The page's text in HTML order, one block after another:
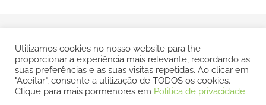
| Todos os direitos reservados | POWERED BYSMSP
Utilizamos cookies no nosso website para lhe
proporcionar a experiência mais relevante, recordando as
suas preferências e as suas visitas repetidas. Ao clicar em
"Aceitar", consente a utilização de TODOS os cookies.
Clique para mais pormenores em Politica de privacidade